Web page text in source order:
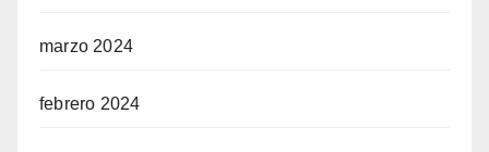
marzo 2024
febrero 2024